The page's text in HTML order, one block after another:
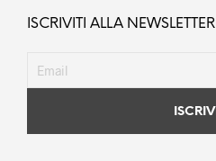
ISCRIVITI ALLA NEWSLETTER